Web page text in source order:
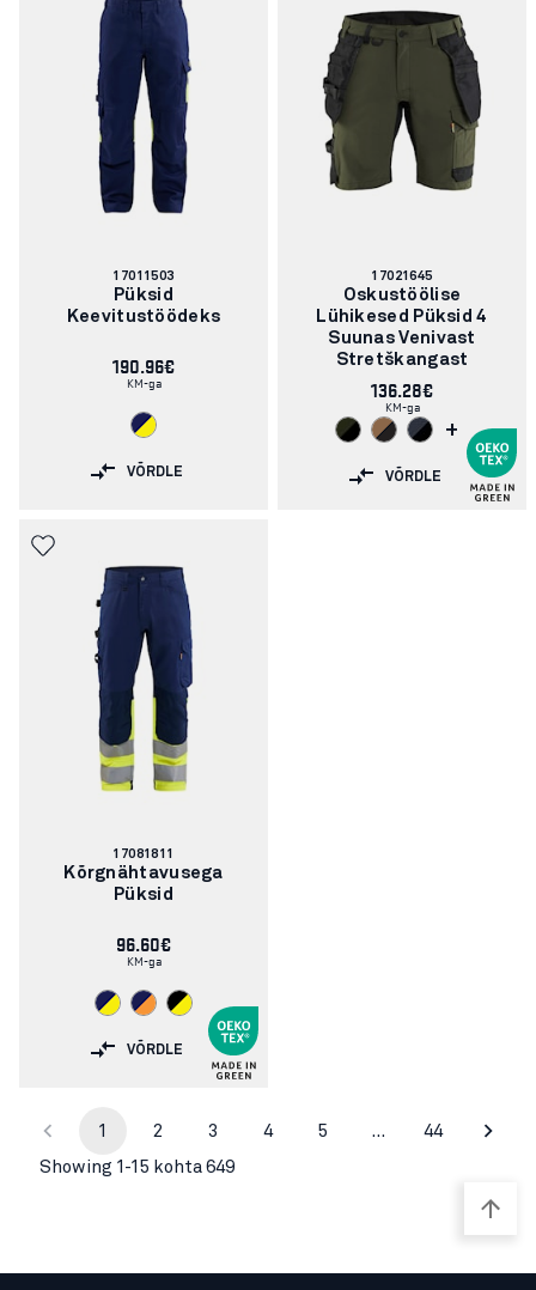
Artikli
number:
17011503
Püksid
Keevitustöödeks
190.96€
KM-ga
VÕRDLE
Artikli
number:
17021645
Oskustöölise
Lühikesed Püksid 4
Suunas Venivast
Stretškangast
136.28€
KM-ga
+
VÕRDLE
Artikli
number:
17081811
Kõrgnähtavusega
Püksid
96.60€
KM-ga
VÕRDLE
1 2 3 4 5 … 44
Showing 1-15 kohta 649